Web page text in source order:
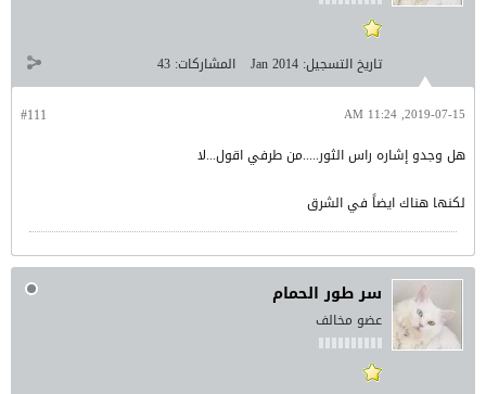
تاريخ التسجيل: Jan 2014 المشاركات: 43
#111 2019-07-15, 11:24 AM
هل وجدو إشاره راس الثور.....من طرفي اقول...لا
لكنها هناك ايضاً في الشرق
سر طور الحمام
عضو مخالف